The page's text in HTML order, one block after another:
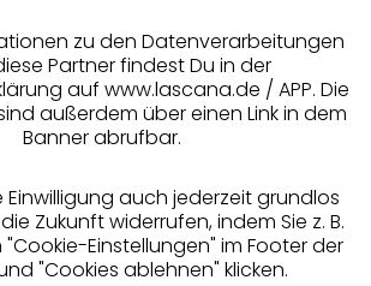
zu den Datenverarbeitungen
Partner findest Du in der
auf www.lascana.de / APP. Die
außerdem über einen Link in dem
Banner abrufbar.
Einwilligung auch jederzeit grundlos
Zukunft widerrufen, indem Sie z. B.
Einstellungen" im Footer der
"Cookies ablehnen" klicken.